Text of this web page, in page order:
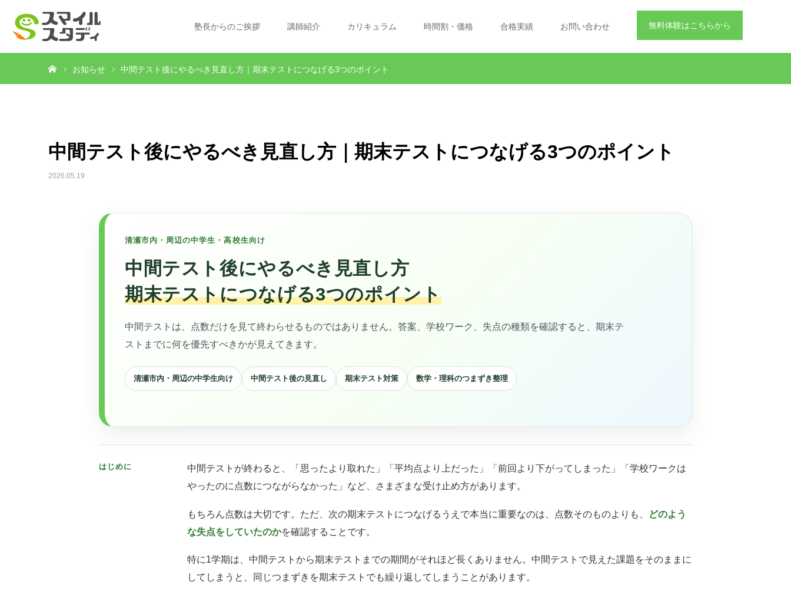
無料体験はこちらから
塾長からのご挨拶 講師紹介 カリキュラム 時間割・価格 合格実績 お問い合わせ
お知らせ 中間テスト後にやるべき見直し方｜期末テストにつなげる3つのポイント
中間テスト後にやるべき見直し方｜期末テストにつなげる3つのポイント
2026.05.19
清瀬市内・周辺の中学生・高校生向け
中間テスト後にやるべき見直し方
期末テストにつなげる3つのポイント
中間テストは、点数だけを見て終わらせるものではありません。答案、学校ワーク、失点の種類を確認すると、期末テ
ストまでに何を優先すべきかが見えてきます。
清瀬市内・周辺の中学生向け 中間テスト後の見直し 期末テスト対策 数学・理科のつまずき整理
はじめに
中間テストが終わると、「思ったより取れた」「平均点より上だった」「前回より下がってしまった」「学校ワークは
やったのに点数につながらなかった」など、さまざまな受け止め方があります。
もちろん点数は大切です。ただ、次の期末テストにつなげるうえで本当に重要なのは、点数そのものよりも、
どのよう
な失点をしていたのかを確認することです。
特に1学期は、中間テストから期末テストまでの期間がそれほど長くありません。中間テストで見えた課題をそのままに
してしまうと、同じつまずきを期末テストでも繰り返してしまうことがあります。